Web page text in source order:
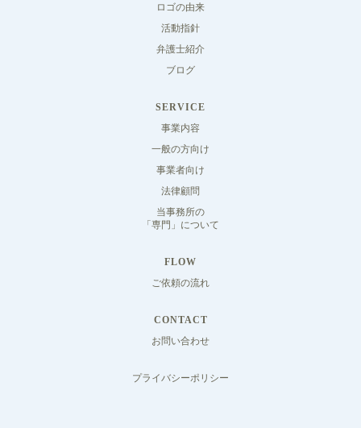
ロゴの由来
活動指針
弁護士紹介
ブログ
SERVICE
事業内容
一般の方向け
事業者向け
法律顧問
当事務所の
「専門」について
FLOW
ご依頼の流れ
CONTACT
お問い合わせ
プライバシーポリシー